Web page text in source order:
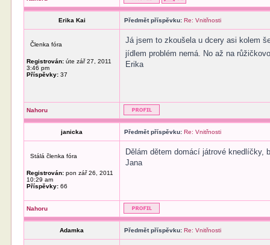
Erika Kai Předmět příspěvku: Re: Vnitřnosti
Členka fóra
Registrován: úte zář 27, 2011
3:46 pm
Příspěvky: 37
Já jsem to zkoušela u dcery asi kolem
jídlem problém nemá. No až na
Erika
Nahoru
janicka Předmět příspěvku: Re: Vnitřnosti
Stálá členka fóra
Registrován: pon zář 26, 2011
10:29 am
Příspěvky: 66
Dělám dětem domácí játrové knedlíčky,
Jana
Nahoru
Adamka Předmět příspěvku: Re: Vnitřnosti